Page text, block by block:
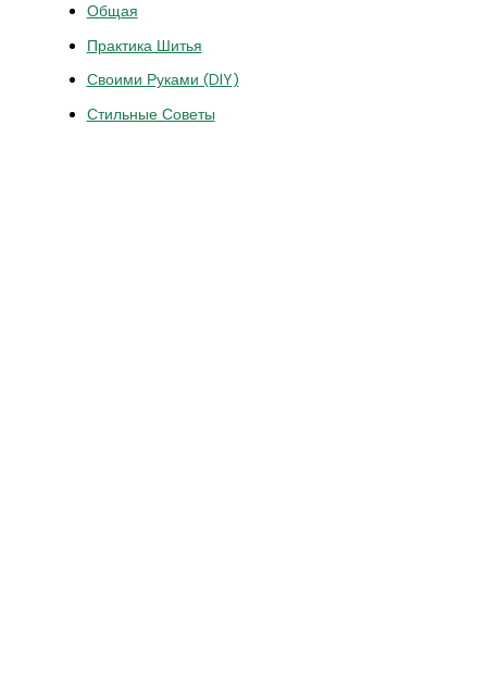
Общая
Практика Шитья
Своими Руками (DIY)
Стильные Советы